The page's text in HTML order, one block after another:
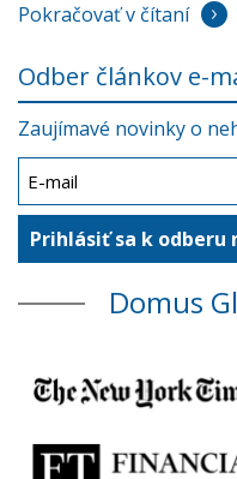
Pokračovať v čítaní
Odber článkov e-
Zaujímavé novinky o
Domus